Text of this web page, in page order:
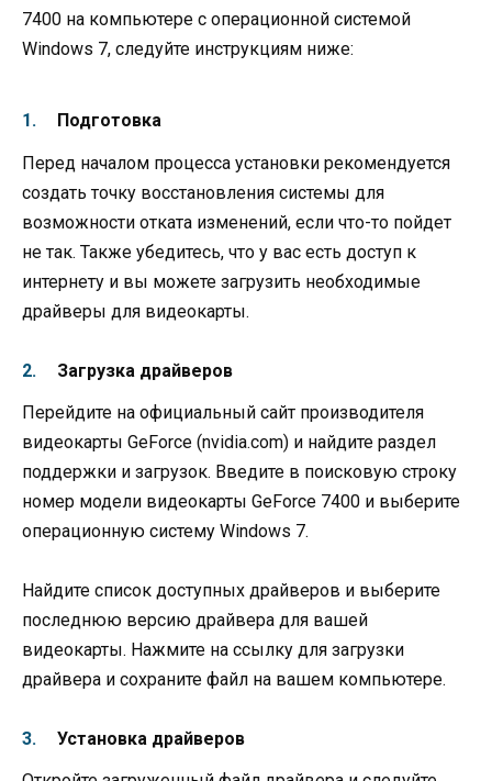
7400 на компьютере с операционной системой
Windows 7, следуйте инструкциям ниже:
Подготовка
Перед началом процесса установки рекомендуется
создать точку восстановления системы для
возможности отката изменений, если что-то пойдет
не так. Также убедитесь, что у вас есть доступ к
интернету и вы можете загрузить необходимые
драйверы для видеокарты.
Загрузка драйверов
Перейдите на официальный сайт производителя
видеокарты GeForce (nvidia.com) и найдите раздел
поддержки и загрузок. Введите в поисковую строку
номер модели видеокарты GeForce 7400 и выберите
операционную систему Windows 7.
Найдите список доступных драйверов и выберите
последнюю версию драйвера для вашей
видеокарты. Нажмите на ссылку для загрузки
драйвера и сохраните файл на вашем компьютере.
Установка драйверов